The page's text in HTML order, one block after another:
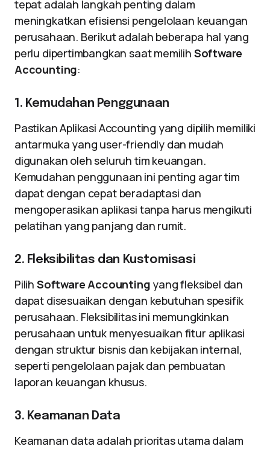
tepat adalah langkah penting dalam
meningkatkan efisiensi pengelolaan keuangan
perusahaan. Berikut adalah beberapa hal yang
perlu dipertimbangkan saat memilih Software
Accounting:
1. Kemudahan Penggunaan
Pastikan Aplikasi Accounting yang dipilih memiliki
antarmuka yang user-friendly dan mudah
digunakan oleh seluruh tim keuangan.
Kemudahan penggunaan ini penting agar tim
dapat dengan cepat beradaptasi dan
mengoperasikan aplikasi tanpa harus mengikuti
pelatihan yang panjang dan rumit.
2. Fleksibilitas dan Kustomisasi
Pilih Software Accounting yang fleksibel dan
dapat disesuaikan dengan kebutuhan spesifik
perusahaan. Fleksibilitas ini memungkinkan
perusahaan untuk menyesuaikan fitur aplikasi
dengan struktur bisnis dan kebijakan internal,
seperti pengelolaan pajak dan pembuatan
laporan keuangan khusus.
3. Keamanan Data
Keamanan data adalah prioritas utama dalam